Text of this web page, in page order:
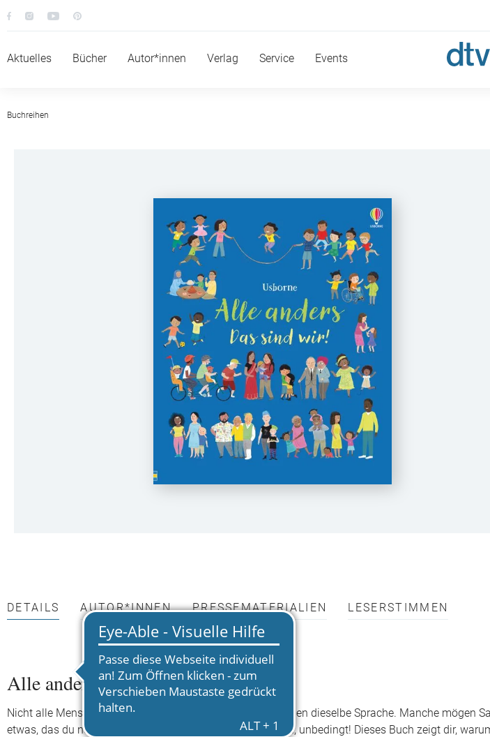
Aktuelles Bücher Autor*innen Verlag Service Events
Buchreihen
DETAILS AUTOR*INNEN PRESSEMATERIALIEN LESERSTIMMEN
Alle anders - Das sind wir!
Nicht alle Menschen sehen gleich aus und nicht alle sprechen dieselbe Sprache. Manche mögen
etwas, das du noch nie gesehen hast. Ist das richtig so? Ja, unbedingt! Dieses Buch zeigt dir,